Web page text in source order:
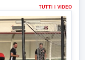
TUTTI I VIDEO